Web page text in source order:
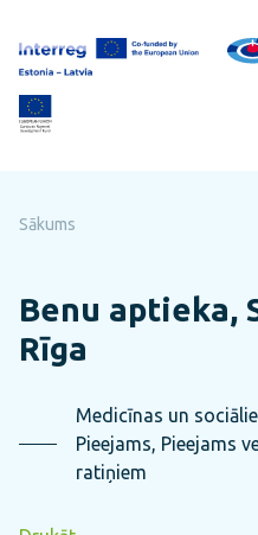
uz
lapas
saturu
Sākums
Benu aptieka,
Rīga
Medicīnas un
Pieejams, Pieejams
ratiņiem